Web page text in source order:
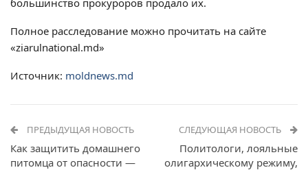
Полное расследование можно прочитать на сайте
«ziarulnational.md»
Источник: moldnews.md
ПРЕДЫДУЩАЯ НОВОСТЬ
Как защитить домашнего
питомца от опасности —
СЛЕДУЮЩАЯ НОВОСТЬ
Политологи, лояльные
олигархическому режиму,